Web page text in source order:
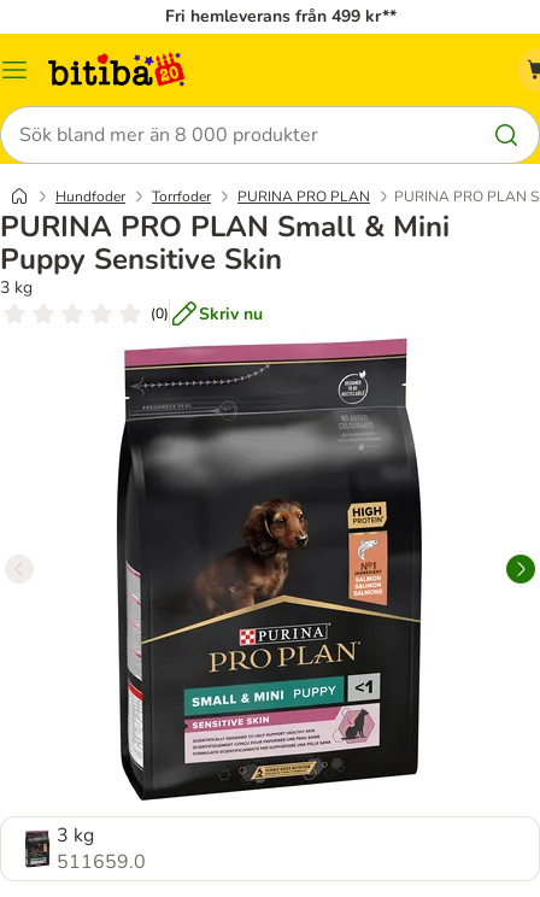
Fri hemleverans från 499 kr**
Meny
Sök
Hundfoder Torrfoder PURINA PRO PLAN PURINA PRO PLAN
PURINA PRO PLAN Small & Mini
Puppy Sensitive Skin
3 kg
(0) Skriv nu
3 kg
511659.0